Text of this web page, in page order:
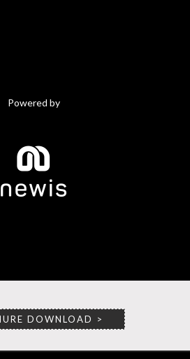
Powered by
DOWNLOAD >